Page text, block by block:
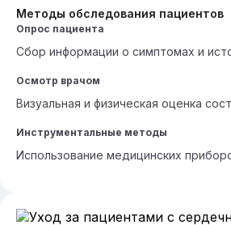
Методы обследования пациентов
Опрос пациента
Сбор информации о симптомах и
Осмотр врачом
Визуальная и физическая оценка
Инструментальные методы
Использование медицинских